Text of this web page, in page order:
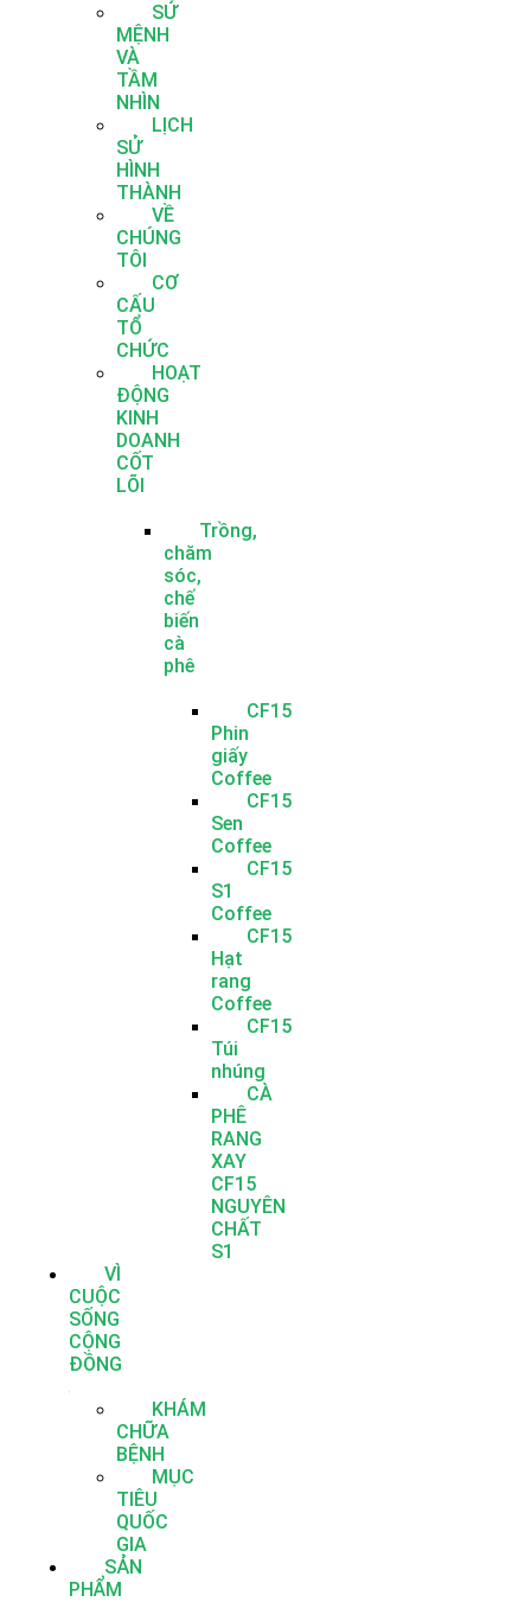
SỨ
MỆNH
VÀ
TẦM
NHÌN
LỊCH
SỬ
HÌNH
THÀNH
VỀ
CHÚNG
TÔI
CƠ
CẤU
TỔ
CHỨC
HOẠT
ĐỘNG
KINH
DOANH
CỐT
LÕI
Trồng,
chăm
sóc,
chế
biến
cà
phê
CF15
Phin
giấy
Coffee
CF15
Sen
Coffee
CF15
S1
Coffee
CF15
Hạt
rang
Coffee
CF15
Túi
nhúng
CÀ
PHÊ
RANG
XAY
CF15
NGUYÊN
CHẤT
S1
VÌ
CUỘC
SỐNG
CỘNG
ĐỒNG
KHÁM
CHỮA
BỆNH
MỤC
TIÊU
QUỐC
GIA
SẢN
PHẨM